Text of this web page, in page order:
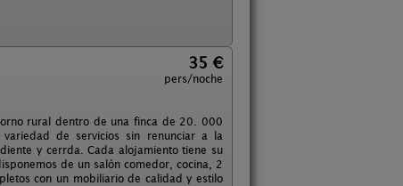
35 €
pers/noche
rural dentro de una finca de 20. 000
de servicios sin renunciar a la
y cerrda. Cada alojamiento tiene su
de un salón comedor, cocina, 2
con un mobiliario de calidad y estilo